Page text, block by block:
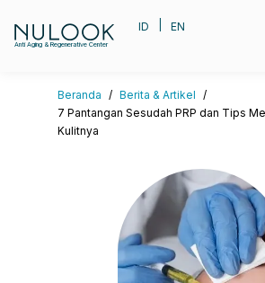
Anti Aging & Regenerative Center
ID EN
Beranda / Berita & Artikel /
7 Pantangan Sesudah PRP dan Tips
Kulitnya